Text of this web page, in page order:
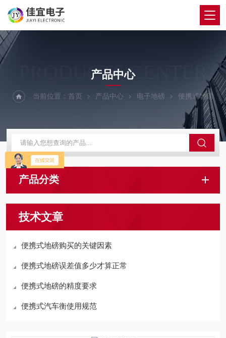
PRODUCTS CENTER
产品中心
当前位置： 首页 产品中心 电子地磅 便携式地磅
产品分类
技术文章
便携式地磅购买的关键因素
便携式地磅误差值多少才算正常
便携式地磅的精度要求
便携式汽车衡使用规范